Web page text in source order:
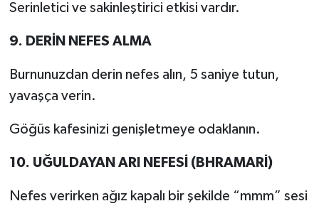
Serinletici ve sakinleştirici etkisi vardır.
9. DERİN NEFES ALMA
Burnunuzdan derin nefes alın, 5 saniye tutun,
yavaşça verin.
Göğüs kafesinizi genişletmeye odaklanın.
10. UĞULDAYAN ARI NEFESİ (BHRAMARİ)
Nefes verirken ağız kapalı bir şekilde “mmm” sesi